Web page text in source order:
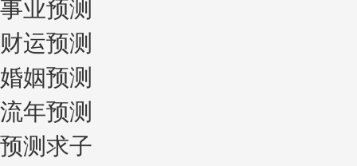
事业预测
财运预测
婚姻预测
流年预测
预测求子